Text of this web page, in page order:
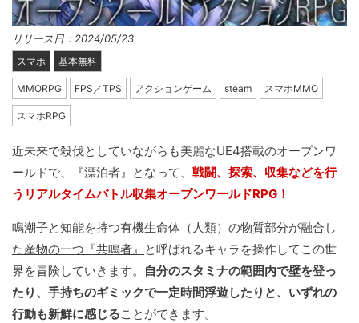
リリース日：2024/05/23
スマホ 基本無料
MMORPG FPS／TPS アクションゲーム steam スマホMMO
スマホRPG
近未来で殺伐としていながらも美麗なUE4搭載のオープンワ
ールドで、『漂泊者』となって、 戦闘、探索、収集などを行
うリアルタイムバトル収集オープンワールドRPG！
鳴潮子と知能を持つ有機生命体（人類）の物質部分が融合し
た産物の一つ『共鳴者』 と呼ばれるキャラを操作してこの世
界を冒険していきます。
自分のスタミナの範囲内で壁を登っ
たり、手持ちのギミックで一定時間浮遊したりと、いずれの
行動も新鮮に感じることができます。